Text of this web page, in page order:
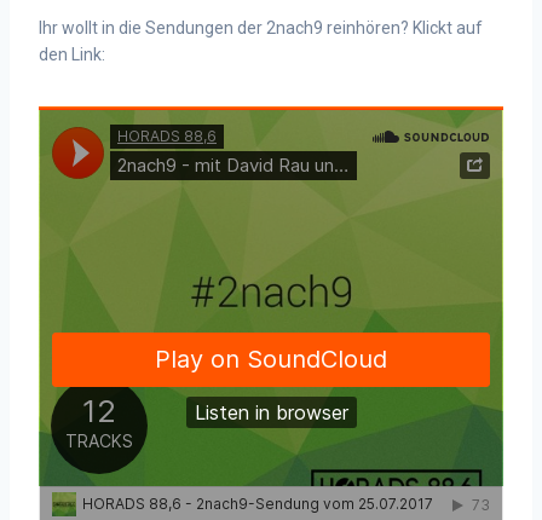
Ihr wollt in die Sendungen der 2nach9 reinhören? Klickt auf
den Link: